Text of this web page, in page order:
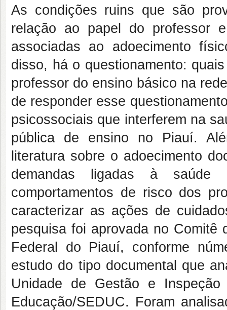
As condições ruins que são
relação ao papel do professor
associadas ao adoecimento
disso, há o questionamento:
professor do ensino básico na
de responder esse
psicossociais que interferem na
pública de ensino no Piauí.
literatura sobre o adoecimento
demandas ligadas à
comportamentos de risco dos
caracterizar as ações de
pesquisa foi aprovada no Comitê
Federal do Piauí, conforme
estudo do tipo documental que
Unidade de Gestão e
Educação/SEDUC. Foram